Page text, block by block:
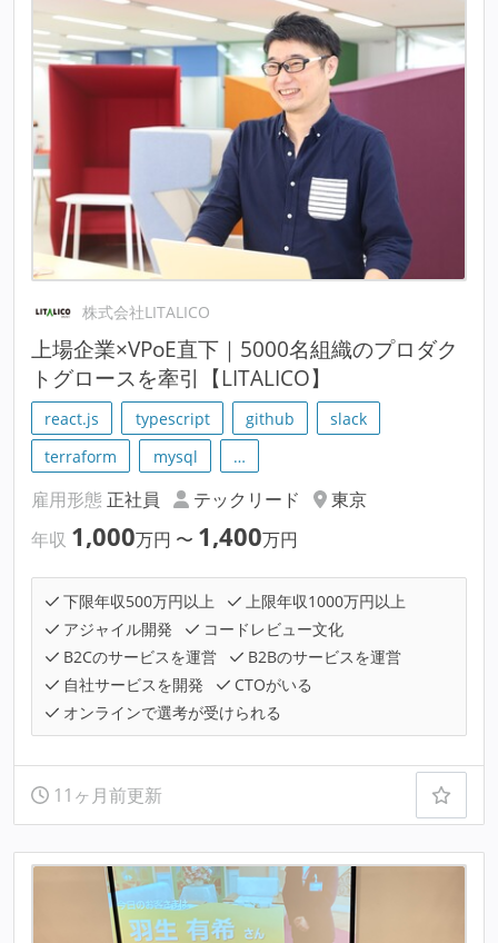
株式会社LITALICO
上場企業×VPoE直下｜5000名組織のプロダク
トグロースを牽引【LITALICO】
react.js typescript github
slack
terraform
mysql …
雇用形態 正社員 テックリード
東京
年収 1,000万円 〜 1,400万円
下限年収500万円以上
上限年収1000万円以上
アジャイル開発
コードレビュー文化
B2Cのサービスを運営
B2Bのサービスを運営
自社サービスを開発
CTOがいる
オンラインで選考が受けられる
11ヶ月前更新